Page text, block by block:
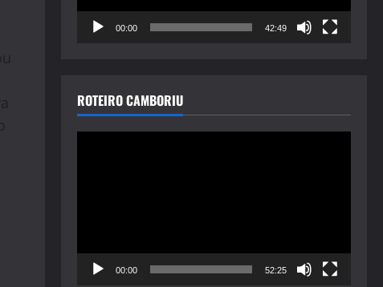
00:00 42:49
ROTEIRO CAMBORIU
00:00 52:25